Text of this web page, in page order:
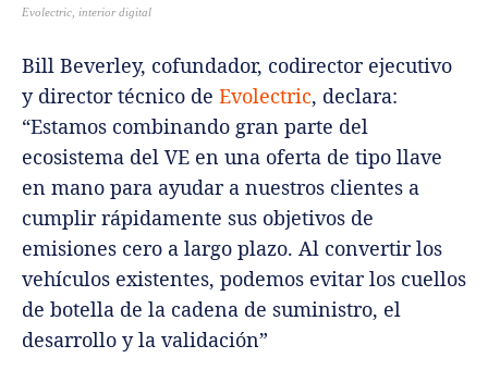
Evolectric, interior digital
Bill Beverley, cofundador, codirector ejecutivo
y director técnico de Evolectric, declara:
“Estamos combinando gran parte del
ecosistema del VE en una oferta de tipo llave
en mano para ayudar a nuestros clientes a
cumplir rápidamente sus objetivos de
emisiones cero a largo plazo. Al convertir los
vehículos existentes, podemos evitar los cuellos
de botella de la cadena de suministro, el
desarrollo y la validación”